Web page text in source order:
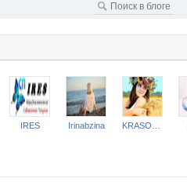
IRES Irinabzina